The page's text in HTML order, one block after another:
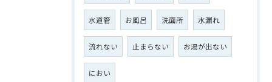
水道管 お風呂 洗面所 水漏れ
流れない 止まらない お湯が出ない
におい